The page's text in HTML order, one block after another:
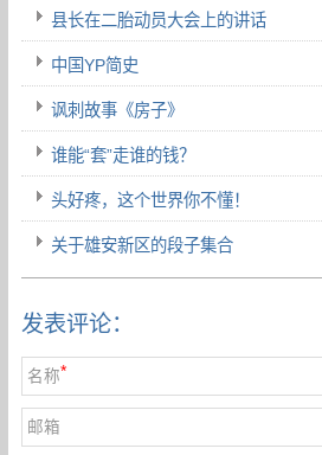
县长在二胎动员大会上的讲话
中国YP简史
讽刺故事《房子》
谁能“套”走谁的钱？
头好疼，这个世界你不懂！
关于雄安新区的段子集合
发表评论：
名称*
邮箱